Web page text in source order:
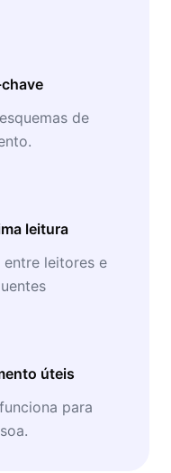
de
leitura
entre leitores e
úteis
para